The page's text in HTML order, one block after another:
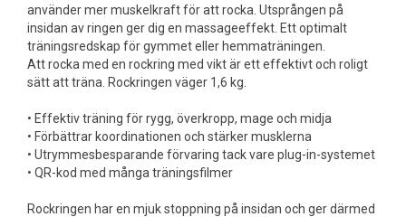
använder mer muskelkraft för att rocka. Utsprången på
insidan av ringen ger dig en massageeffekt. Ett optimalt
träningsredskap för gymmet eller hemmaträningen.
Att rocka med en rockring med vikt är ett effektivt och roligt
sätt att träna. Rockringen väger 1,6 kg.
• Effektiv träning för rygg, överkropp, mage och midja
• Förbättrar koordinationen och stärker musklerna
• Utrymmesbesparande förvaring tack vare plug-in-systemet
• QR-kod med många träningsfilmer
Rockringen har en mjuk stoppning på insidan och ger därmed